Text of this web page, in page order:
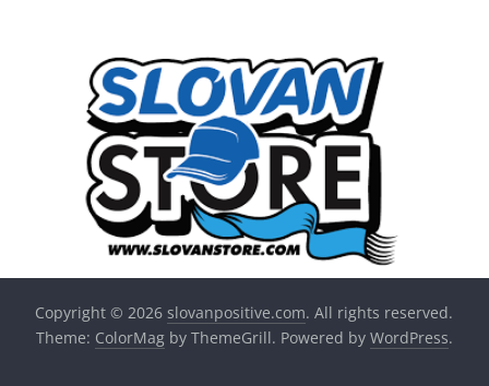
Copyright © 2026slovanpositive.com. All rights reserved.
Theme: ColorMagby ThemeGrill. Powered by WordPress.